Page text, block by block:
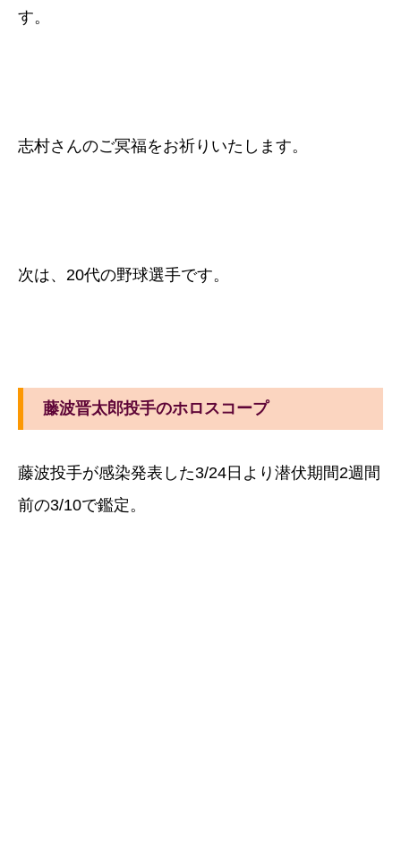
す。
志村さんのご冥福をお祈りいたします。
次は、20代の野球選手です。
藤波晋太郎投手のホロスコープ
藤波投手が感染発表した3/24日より潜伏期間2週間
前の3/10で鑑定。